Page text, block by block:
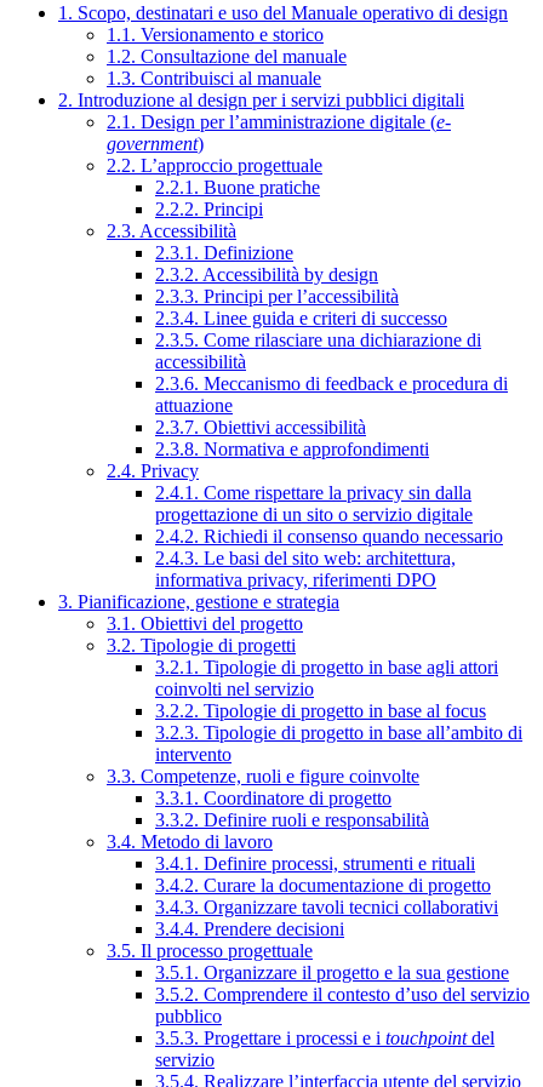
1. Scopo, destinatari e uso del Manuale operativo di design
1.1. Versionamento e storico
1.2. Consultazione del manuale
1.3. Contribuisci al manuale
2. Introduzione al design per i servizi pubblici digitali
2.1. Design per l’amministrazione digitale (e-
government)
2.2. L’approccio progettuale
2.2.1. Buone pratiche
2.2.2. Principi
2.3. Accessibilità
2.3.1. Definizione
2.3.2. Accessibilità by design
2.3.3. Principi per l’accessibilità
2.3.4. Linee guida e criteri di successo
2.3.5. Come rilasciare una dichiarazione di
accessibilità
2.3.6. Meccanismo di feedback e procedura di
attuazione
2.3.7. Obiettivi accessibilità
2.3.8. Normativa e approfondimenti
2.4. Privacy
2.4.1. Come rispettare la privacy sin dalla
progettazione di un sito o servizio digitale
2.4.2. Richiedi il consenso quando necessario
2.4.3. Le basi del sito web: architettura,
informativa privacy, riferimenti DPO
3. Pianificazione, gestione e strategia
3.1. Obiettivi del progetto
3.2. Tipologie di progetti
3.2.1. Tipologie di progetto in base agli attori
coinvolti nel servizio
3.2.2. Tipologie di progetto in base al focus
3.2.3. Tipologie di progetto in base all’ambito di
intervento
3.3. Competenze, ruoli e figure coinvolte
3.3.1. Coordinatore di progetto
3.3.2. Definire ruoli e responsabilità
3.4. Metodo di lavoro
3.4.1. Definire processi, strumenti e rituali
3.4.2. Curare la documentazione di progetto
3.4.3. Organizzare tavoli tecnici collaborativi
3.4.4. Prendere decisioni
3.5. Il processo progettuale
3.5.1. Organizzare il progetto e la sua gestione
3.5.2. Comprendere il contesto d’uso del servizio
pubblico
3.5.3. Progettare i processi e i touchpointdel
servizio
3.5.4. Realizzare l’interfaccia utente del servizio